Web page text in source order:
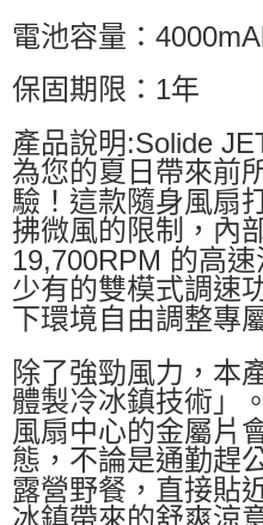
電池容量：
保固期限：1年
產品說明:Solide
為您的夏日帶來前
驗！這款隨身風扇
拂微風的限制，內
19,700RPM 的高
少有的雙模式調速
下環境自由調整專
除了強勁風力，本
體製冷冰鎮技術」
風扇中心的金屬片
態，不論是通勤趕
露營野餐，直接貼
冰鎮帶來的舒爽涼